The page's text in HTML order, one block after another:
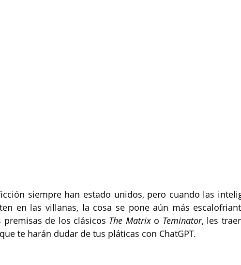
siempre han estado unidos, pero cuando las
en las villanas, la cosa se pone aún más
de los clásicos The Matrix o Teminator, les
te harán dudar de tus pláticas con ChatGPT.